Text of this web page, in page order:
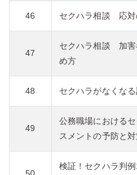
46 セクハラ相談 応対
47
セクハラ相談 加害
め方
48 セクハラがなくな
49
公務職場における
スメントの予防と
検証！セクハラ判